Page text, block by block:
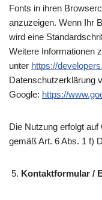
Fonts in ihren
anzuzeigen. Wenn Ihr
wird eine
Weitere Informationen
unter https://
Datenschutzerklärung
Google: https://
Die Nutzung erfolgt
gemäß Art. 6 Abs. 1 f)
Kontaktformular /